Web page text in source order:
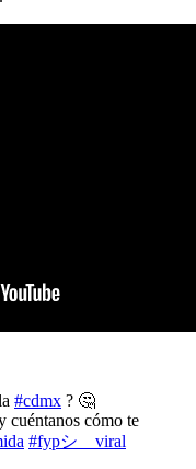
#cdmx ? 🤔
cuéntanos cómo te
#fypシ゚viral